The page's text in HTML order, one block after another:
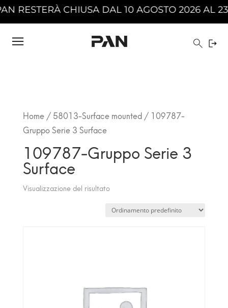
RESTERÀ CHIUSA DAL 10 AGOSTO 2026 AL 23
Home/ 58013-Surface mounted / 109787-
Gruppo Serie 3 Surface
109787-Gruppo Serie 3
Surface
Visualizzazione del risultato